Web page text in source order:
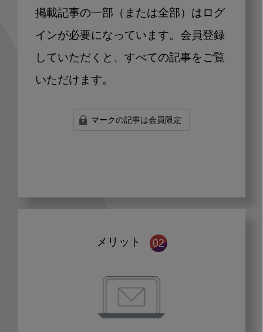
掲載記事の一部（または全部）はログ
インが必要になっています。会員登録
していただくと、すべての記事をご覧
いただけます。
マークの記事は会員限定
メリット